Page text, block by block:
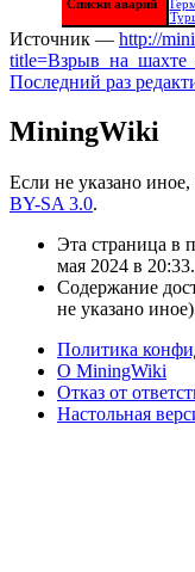
Отпевание под
Списки аварий
Источник — http://
Последний раз
MiningWiki
Если не указано
BY-SA 3.0.
Эта страница в
мая 2024 в 20:33.
Содержание
не указано
Политика
О MiningWiki
Отказ от
Настольная